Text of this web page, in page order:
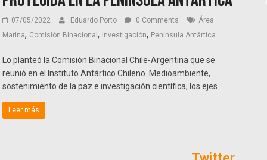
07/05/2022 Eduardo Porto 0 Comments
Área
Marina, Comisión Binacional, Investigación, Península Antártica
Lo planteó la Comisión Binacional Chile-Argentina que se
reunió en el Instituto Antártico Chileno. Medioambiente,
sostenimiento de la paz e investigación científica, los ejes.
Leer más